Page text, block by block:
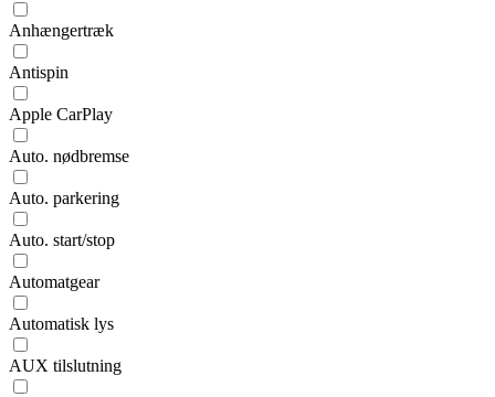
Anhængertræk
Antispin
Apple CarPlay
Auto. nødbremse
Auto. parkering
Auto. start/stop
Automatgear
Automatisk lys
AUX tilslutning